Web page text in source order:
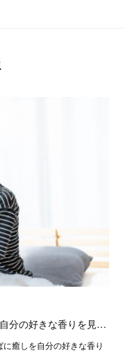
分の好きな香りを見…
癒しを自分の好きな香り